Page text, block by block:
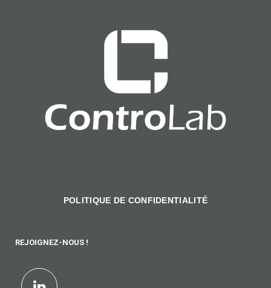
POLITIQUE DE CONFIDENTIALITÉ
REJOIGNEZ-NOUS !